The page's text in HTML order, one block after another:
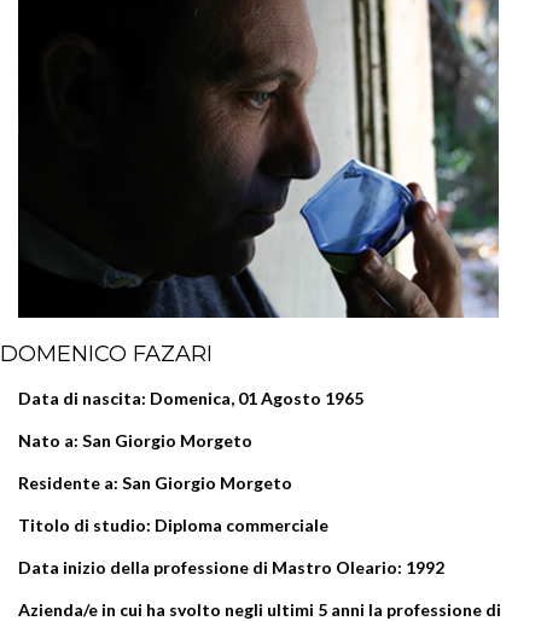
DOMENICO FAZARI
Data di nascita: Domenica, 01 Agosto 1965
Nato a: San Giorgio Morgeto
Residente a: San Giorgio Morgeto
Titolo di studio: Diploma commerciale
Data inizio della professione di Mastro Oleario: 1992
Azienda/e in cui ha svolto negli ultimi 5 anni la professione di